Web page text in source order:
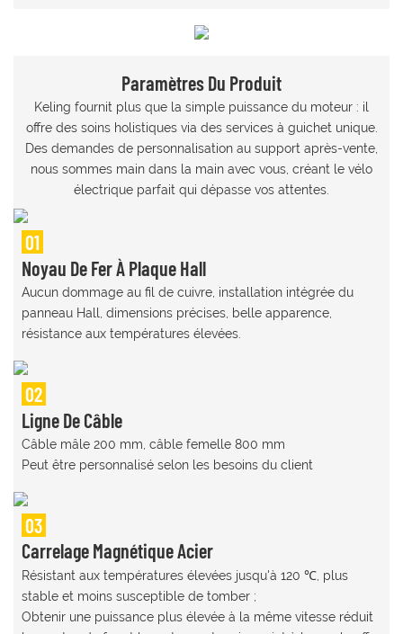
Paramètres Du Produit
Keling fournit plus que la simple puissance du moteur : il
offre des soins holistiques via des services à guichet unique.
Des demandes de personnalisation au support après-vente,
nous sommes main dans la main avec vous, créant le vélo
électrique parfait qui dépasse vos attentes.
01
Noyau De Fer À Plaque Hall
Aucun dommage au fil de cuivre, installation intégrée du
panneau Hall, dimensions précises, belle apparence,
résistance aux températures élevées.
02
Ligne De Câble
Câble mâle 200 mm, câble femelle 800 mm
Peut être personnalisé selon les besoins du client
03
Carrelage Magnétique Acier
Résistant aux températures élevées jusqu'à 120 ℃, plus
stable et moins susceptible de tomber ;
Obtenir une puissance plus élevée à la même vitesse réduit